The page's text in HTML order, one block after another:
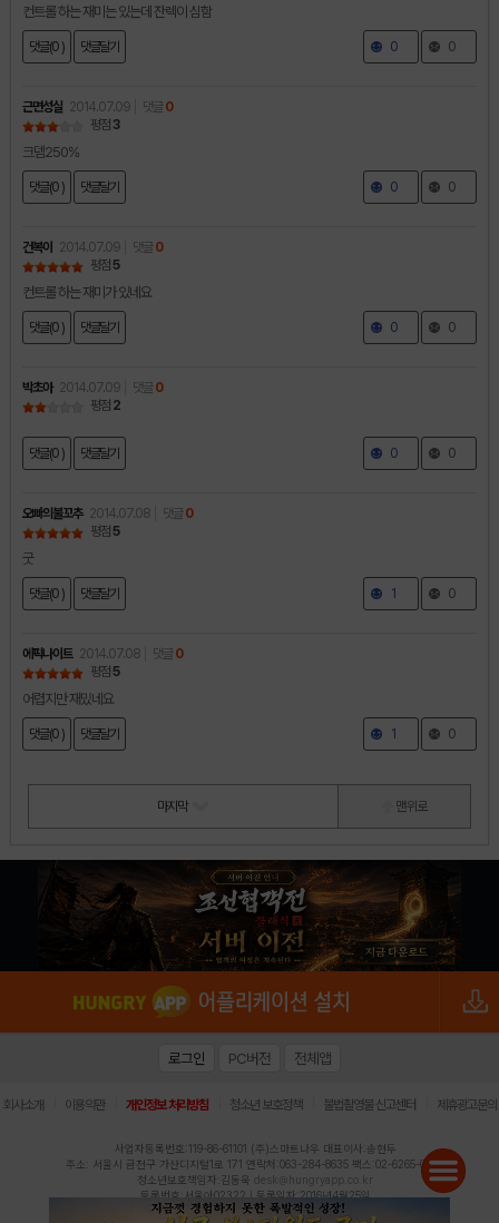
컨트롤 하는 재미는 있는데 잔렉이 심함
댓글(0 ) 댓글달기 0 0
근면성실 2014.07.09 댓글 0
평점 3
크뎀250%
댓글(0 ) 댓글달기 0 0
건복이 2014.07.09 댓글 0
평점 5
컨트롤 하는 재미가 있네요
댓글(0 ) 댓글달기 0 0
박초아 2014.07.09 댓글 0
평점 2
댓글(0 ) 댓글달기 0 0
오빠의불꼬추 2014.07.08 댓글 0
평점 5
굿
댓글(0 ) 댓글달기 1 0
에픽나이트 2014.07.08 댓글 0
평점 5
어렵지만 재밌네요
댓글(0 ) 댓글달기 1 0
마지막 맨 위로
로그인 PC버전 전체앱
회사소개 이용약관 개인정보 처리방침 청소년 보호정책 불법촬영물 신고센터 제휴광고문의
사업자등록번호:119-86-61101 (주)스마트나우 대표이사:송현두
주소: 서울시 금천구 가산디지털1로 171 연락처:063-284-8635 팩스:02-6265-0377
청소년보호책임자:김동욱 desk@hungryapp.co.kr
등록번호:서울아02322 | 등록일자:2016년4월25일
발행인:(주)스마트나우 송현두 | 편집인:김동욱